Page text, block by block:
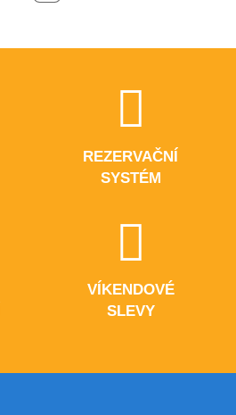
REZERVAČNÍ
SYSTÉM
VÍKENDOVÉ
SLEVY